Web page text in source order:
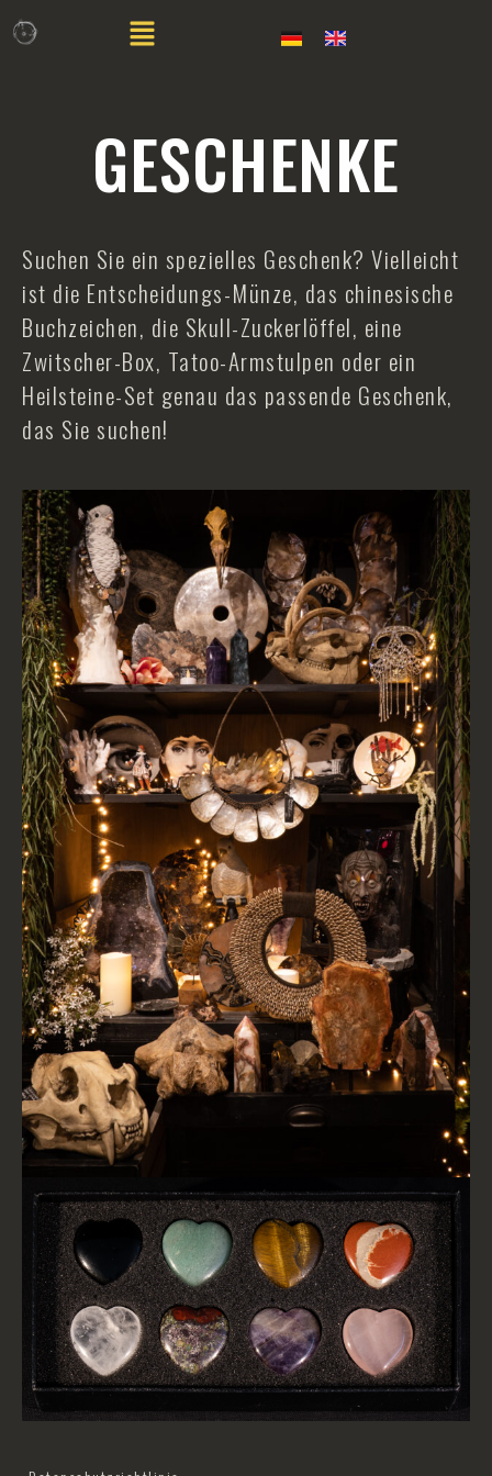
GESCHENKE
Suchen Sie ein spezielles Geschenk? Vielleicht
ist die Entscheidungs-Münze, das chinesische
Buchzeichen, die Skull-Zuckerlöffel, eine
Zwitscher-Box, Tatoo-Armstulpen oder ein
Heilsteine-Set genau das passende Geschenk,
das Sie suchen!